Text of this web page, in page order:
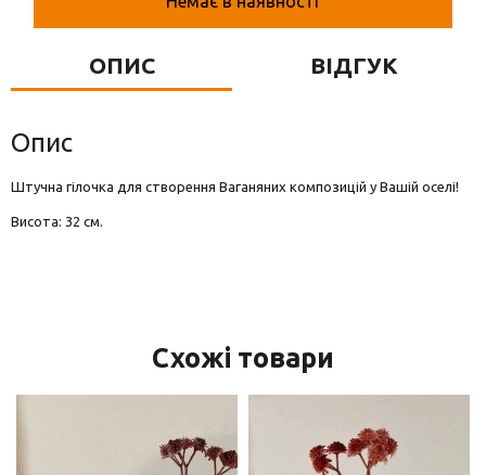
Фігурки та статуетки
ОПИС ВІДГУК
Опис
Штучна гілочка для створення Ваганяних композицій у Вашій оселі!
Висота: 32 см.
Схожі товари